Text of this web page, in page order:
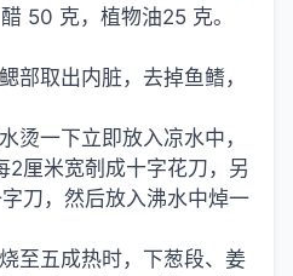
50 克，植物油25 克。
取出内脏，去掉鱼鳍，
一下立即放入凉水中，
2厘米宽剞成十字花刀，另
刀，然后放入沸水中焯一
至五成热时，下葱段、姜